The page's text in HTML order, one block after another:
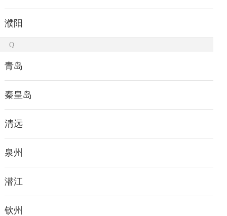
濮阳
Q
青岛
秦皇岛
清远
泉州
潜江
钦州